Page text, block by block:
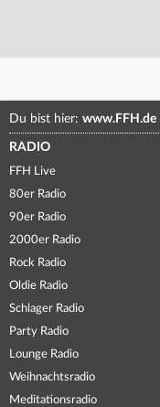
Du bist hier: www.FFH.de
RADIO
FFH Live
80er Radio
90er Radio
2000er Radio
Rock Radio
Oldie Radio
Schlager Radio
Party Radio
Lounge Radio
Weihnachtsradio
Meditationsradio